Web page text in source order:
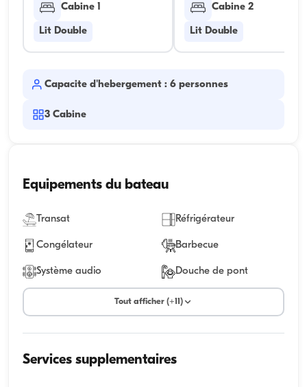
Cabine 1
Lit Double
Cabine 2
Lit Double
Capacite d'hebergement : 6 personnes
3 Cabine
Equipements du bateau
Transat Réfrigérateur
Congélateur Barbecue
Système audio Douche de pont
Tout afficher (+11)
Services supplementaires